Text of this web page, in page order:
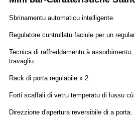
Sbrinamentu automaticu intelligente.
Regulatore cuntrullatu faciule per un
Tecnica di raffreddamentu à
travagliu.
Rack di porta regulabile x 2.
Forti scaffali di vetru temperatu di lussu
Direzzione d'apertura reversibile di a porta.